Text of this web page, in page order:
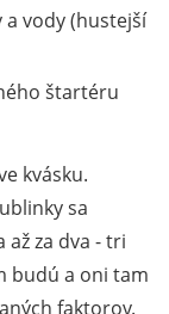
vody (hustejší
štartéru
kvásku.
sa
až za dva - tri
budú a oni tam
faktorov.